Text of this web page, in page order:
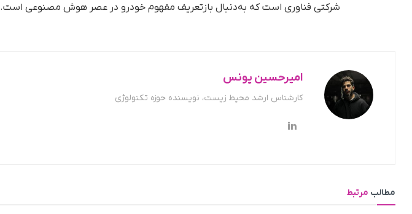
شرکتی فناوری است که به‌دنبال بازتعریف مفهوم خودرو در عصر هوش مصنوعی است.
امیرحسین یونس
کارشناس ارشد محیط زیست، نویسنده حوزه تکنولوژی
مطالب مرتبط